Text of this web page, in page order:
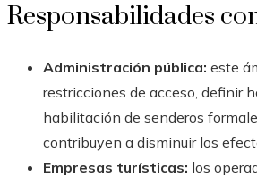
Responsabilidades
Administración pública: este
restricciones de acceso, definir
habilitación de senderos
contribuyen a disminuir los
Empresas turísticas: los